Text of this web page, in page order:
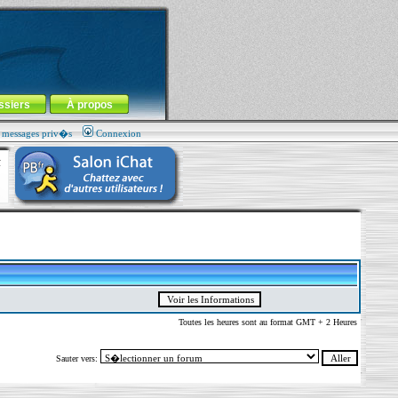
À propos
priv�s Connexion
Toutes les heures sont au format GMT + 2 Heures
Sauter vers: